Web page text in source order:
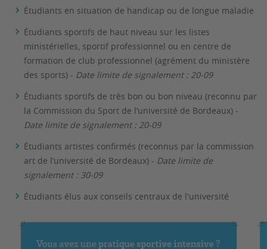
Étudiants en situation de handicap ou de longue maladie
Étudiants sportifs de haut niveau sur les listes
ministérielles, sportif professionnel ou en centre de
formation de club professionnel (agrément du ministère
des sports) - Date limite de signalement : 20-09
Étudiants sportifs de très bon ou bon niveau (reconnu par
la Commission du Sport de l’université de Bordeaux) -
Date limite de signalement : 20-09
Étudiants artistes confirmés (reconnus par la commission
art de l’université de Bordeaux) - Date limite de
signalement : 30-09
Étudiants élus aux conseils centraux de l'université